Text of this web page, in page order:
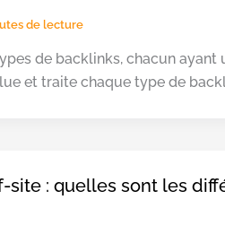
de lecture
de backlinks, chacun
et traite chaque type de
site : quelles sont les